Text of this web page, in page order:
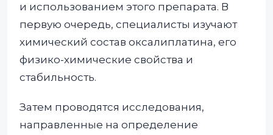
и использованием этого препарата. В
первую очередь, специалисты изучают
химический состав оксалиплатина, его
физико-химические свойства и
стабильность.
Затем проводятся исследования,
направленные на определение